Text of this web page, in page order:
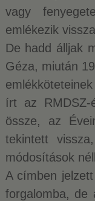
vagy
emlékezik
De hadd álljak
Géza, miután
írt az RMDSZ-
össze, az
tekintett
módosítások
A címben
forgalomba, de